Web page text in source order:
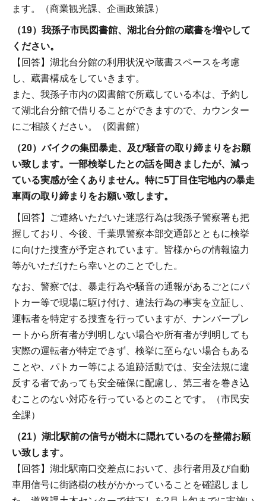
ます。（商業観光課、企画政策課）
（19）我孫子市民図書館、湖北台分館の蔵書を増やして
ください。
【回答】湖北台分館の利用状況や蔵書スペースを考慮
し、蔵書構成をしていきます。
また、我孫子市内の図書館で所蔵している本は、予約し
て湖北台分館で借りることができますので、カウンター
にご相談ください。（図書館）
（20）バイクの集団暴走、及び騒音の取り締まりをお願
い致します。一部検挙したとの話を聞きましたが、減っ
ている実感が全くありません。特に5丁目住宅地内の暴走
車両の取り締まりをお願い致します。
【回答】ご連絡いただいた迷惑行為は我孫子警察署も把
握しており、今後、千葉県警察本部交通部とともに検挙
に向けた捜査が予定されています。皆様からの情報協力
等がいただけたら幸いとのことでした。
なお、警察では、暴走行為や騒音の通報があるごとにパ
トカー等で現場に駆け付け、違法行為の事実を立証し、
運転者を特定する捜査を行っていますが、ナンバープレ
ートから所有者が判明しない場合や所有者が判明しても
実際の運転者が特定できず、検挙に至らない場合もある
ことや、パトカー等による追跡活動では、安全法規に違
反する者であっても安全確保に配慮し、第三者を巻き込
むことのない対応を行っているとのことです。（市民安
全課）
（21）湖北駅前の信号が樹木に隠れているのを整備お願
い致します。
【回答】湖北駅南口交差点において、歩行者用及び自動
車用信号に街路樹の枝がかかっていることを確認しまし